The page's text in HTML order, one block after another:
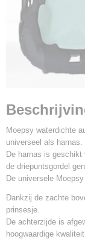
Moepsy waterdichte
universeel als harnas.
De harnas is geschikt
de driepuntsgordel
De universele
Dankzij de zachte
prinsesje.
De achterzijde is
hoogwaardige